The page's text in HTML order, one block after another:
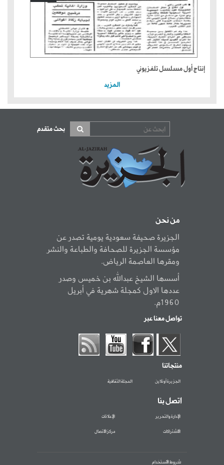
إنتاج أول مسلسل تلفزيوني
المزيد
بحث متقدم
من نحن
الجزيرة صحيفة سعودية يومية تصدر عن
مؤسسة الجزيرة للصحافة والطباعة والنشر
ومقرها العاصمة الرياض.
أسسها الشيخ عبدالله بن خميس وصدر
عددها الاول كمجلة شهرية في أبريل
1960م.
تواصل معنا عبر
منتجاتنا
الجزيرة أونلاين المجلة الثقافية
اتصل بنا
الإدارة والتحرير الإعلانات
الاشتراكات مركز الاتصال
شروط الاستخدام